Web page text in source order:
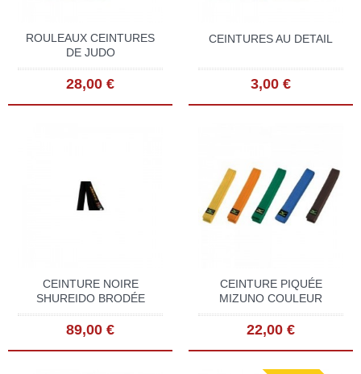
ROULEAUX CEINTURES
DE JUDO
28,00 €
CEINTURES AU DETAIL
3,00 €
CEINTURE NOIRE
SHUREIDO BRODÉE
89,00 €
CEINTURE PIQUÉE
MIZUNO COULEUR
22,00 €